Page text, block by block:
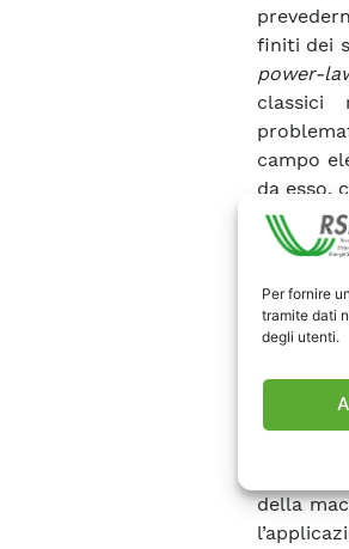
Per fornire
tramite dati
degli utenti.
finiti dei
power-
classici
campo
da esso,
elettrici)
della